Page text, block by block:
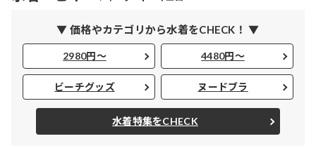
▼ 価格やカテゴリから水着をCHECK！ ▼
2980円～ 4480円～
ビーチグッズ ヌードブラ
水着特集をCHECK